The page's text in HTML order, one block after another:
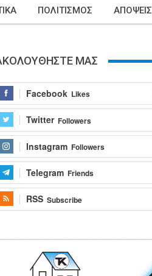
ΠΟΛΙΤΙΣΜΟΣ ΑΠΟΨΕΙΣ
ΜΑΣ
Facebook Likes
Twitter Followers
Instagram Followers
Telegram Friends
RSS Subscribe